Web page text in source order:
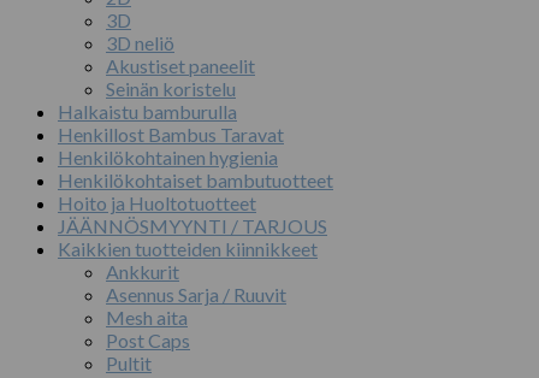
3D
3D neliö
Akustiset paneelit
Seinän koristelu
Halkaistu bamburulla
Henkillost Bambus Taravat
Henkilökohtainen hygienia
Henkilökohtaiset bambutuotteet
Hoito ja Huoltotuotteet
JÄÄNNÖSMYYNTI / TARJOUS
Kaikkien tuotteiden kiinnikkeet
Ankkurit
Asennus Sarja / Ruuvit
Mesh aita
Post Caps
Pultit